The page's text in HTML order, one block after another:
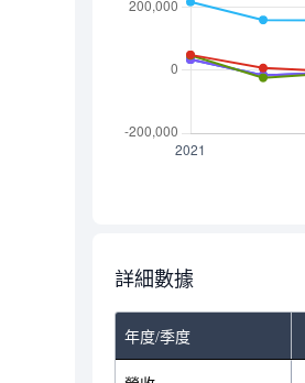
詳細數據
年度/季度
2023-Q3